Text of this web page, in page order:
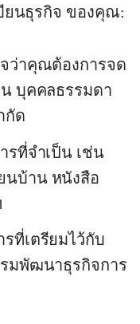
ยนธุรกิจ ของคุณ:
ว่าคุณต้องการจด
บุคคลธรรมดา
กัด
รที่จำเป็น เช่น
นบ้าน หนังสือ
รที่เตรียมไว้กับ
มพัฒนาธุรกิจการ